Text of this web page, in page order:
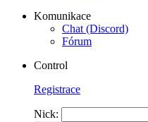
Komunikace
Chat (Discord)
Fórum
Control
Registrace
Nick: